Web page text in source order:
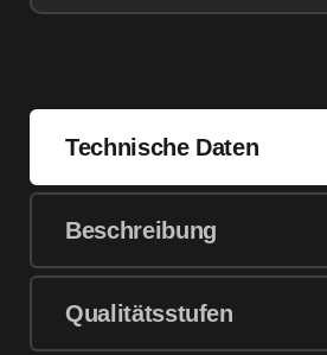
Technische Daten
Beschreibung
Qualitätsstufen